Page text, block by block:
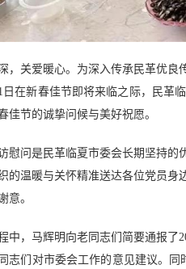
，关爱暖心。为深入传承民革优
日在新春佳节即将来临之际，民革
佳节的诚挚问候与美好祝愿。
慰问是民革临夏市委会长期坚持的
的温暖与关怀精准送达各位党员身
意。
中，马辉明向老同志们简要通报了
志们对市委会工作的意见建议。